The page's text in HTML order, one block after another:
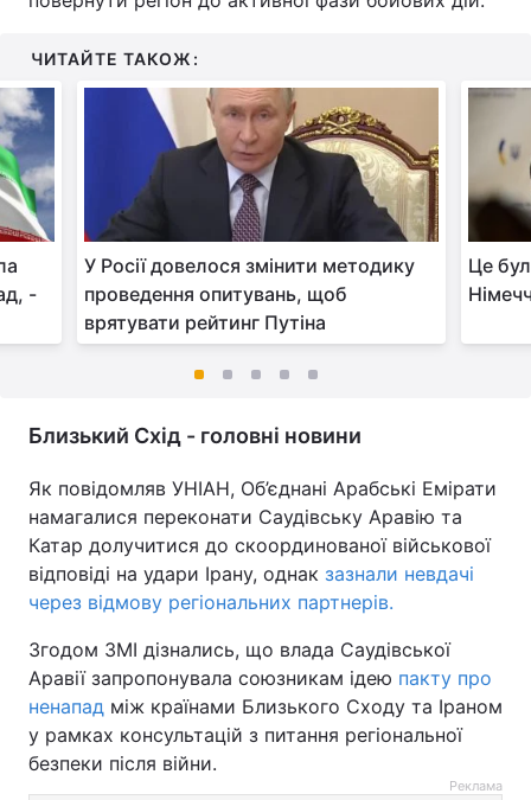
ЧИТАЙТЕ ТАКОЖ:
-
У Росії довелося змінити методику
проведення опитувань, щоб
врятувати рейтинг Путіна
Це
Близький Схід - головні новини
Як повідомляв УНІАН, Об’єднані Арабські Емірати
намагалися переконати Саудівську Аравію та
Катар долучитися до скоординованої військової
відповіді на удари Ірану, однак зазнали невдачі
через відмову регіональних партнерів.
Згодом ЗМІ дізнались, що влада Саудівської
Аравії запропонувала союзникам ідею пакту про
ненапад між країнами Близького Сходу та Іраном
у рамках консультацій з питання регіональної
безпеки після війни.
Реклама